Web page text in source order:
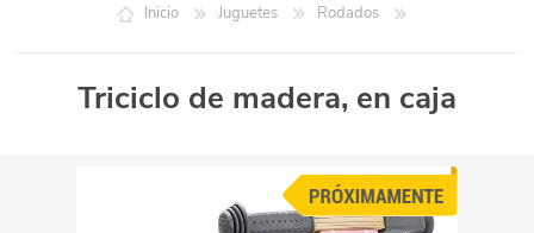
Inicio Juguetes Rodados
Triciclo de madera, en caja